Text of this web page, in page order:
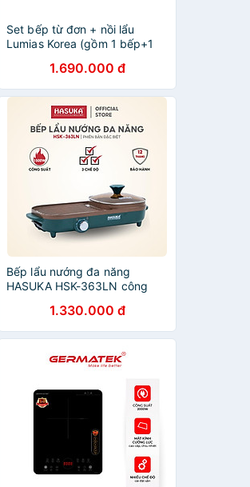
Set bếp từ đơn + nồi lẩu
Lumias Korea (gồm 1 bếp+1
Hàng chính hãng
1.690.000 đ
Bếp lẩu nướng đa năng
HASUKA HSK-363LN công
đồng thời, lòng nồi chống dính
Ceramic an toàn - HÀNG
CHÍNH HÃNG
1.330.000 đ